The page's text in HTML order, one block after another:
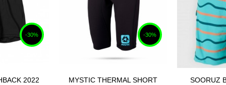
-30%
panier2022
-30%
Ajouter au panier
MYSTIC THERMAL SHORT
SOORUZ